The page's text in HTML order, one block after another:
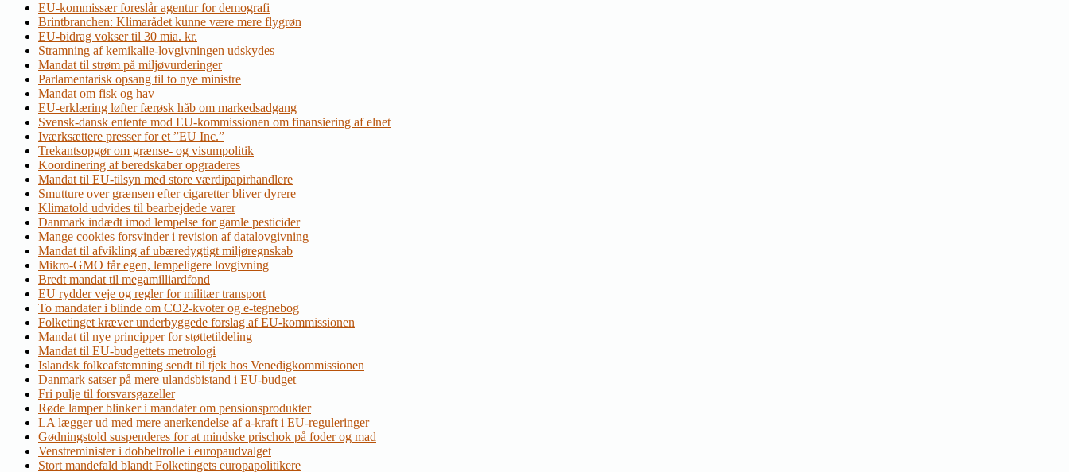
EU-kommissær foreslår agentur for demografi
Brintbranchen: Klimarådet kunne være mere flygrøn
EU-bidrag vokser til 30 mia. kr.
Stramning af kemikalie-lovgivningen udskydes
Mandat til strøm på miljøvurderinger
Parlamentarisk opsang til to nye ministre
Mandat om fisk og hav
EU-erklæring løfter færøsk håb om markedsadgang
Svensk-dansk entente mod EU-kommissionen om finansiering af elnet
Iværksættere presser for et ”EU Inc.”
Trekantsopgør om grænse- og visumpolitik
Koordinering af beredskaber opgraderes
Mandat til EU-tilsyn med store værdipapirhandlere
Smutture over grænsen efter cigaretter bliver dyrere
Klimatold udvides til bearbejdede varer
Danmark indædt imod lempelse for gamle pesticider
Mange cookies forsvinder i revision af datalovgivning
Mandat til afvikling af ubæredygtigt miljøregnskab
Mikro-GMO får egen, lempeligere lovgivning
Bredt mandat til megamilliardfond
EU rydder veje og regler for militær transport
To mandater i blinde om CO2-kvoter og e-tegnebog
Folketinget kræver underbyggede forslag af EU-kommissionen
Mandat til nye principper for støttetildeling
Mandat til EU-budgettets metrologi
Islandsk folkeafstemning sendt til tjek hos Venedigkommissionen
Danmark satser på mere ulandsbistand i EU-budget
Fri pulje til forsvarsgazeller
Røde lamper blinker i mandater om pensionsprodukter
LA lægger ud med mere anerkendelse af a-kraft i EU-reguleringer
Gødningstold suspenderes for at mindske prischok på foder og mad
Venstreminister i dobbeltrolle i europaudvalget
Stort mandefald blandt Folketingets europapolitikere